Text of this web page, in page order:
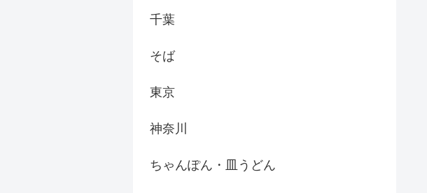
千葉
そば
東京
神奈川
ちゃんぽん・皿うどん